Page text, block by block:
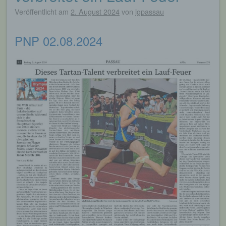
Veröffentlicht am 2. August 2024 von lgpassau
PNP 02.08.2024